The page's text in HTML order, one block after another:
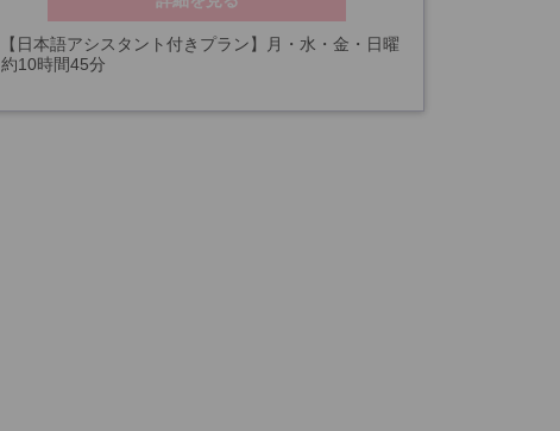
【日本語アシスタント付きプラン】月・水・金・日曜
約10時間45分